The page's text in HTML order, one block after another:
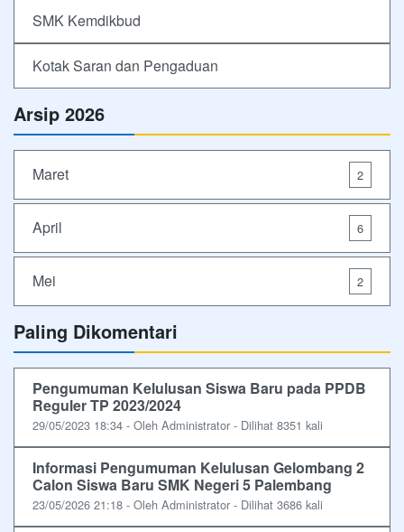
SMK Kemdikbud
Kotak Saran dan Pengaduan
Arsip 2026
Maret 2
April 6
Mei 2
Paling Dikomentari
Pengumuman Kelulusan Siswa Baru pada PPDB
Reguler TP 2023/2024
29/05/2023 18:34 - Oleh Administrator - Dilihat 8351 kali
Informasi Pengumuman Kelulusan Gelombang 2
Calon Siswa Baru SMK Negeri 5 Palembang
23/05/2026 21:18 - Oleh Administrator - Dilihat 3686 kali